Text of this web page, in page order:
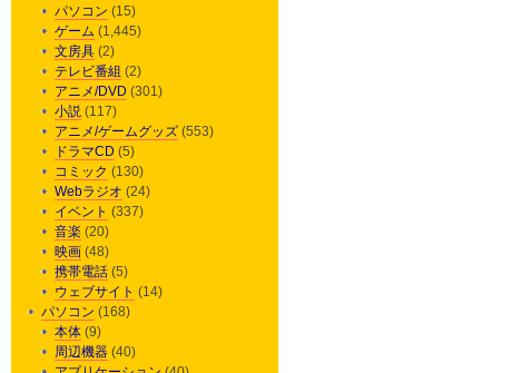
パソコン (15)
ゲーム (1,445)
文房具 (2)
テレビ番組 (2)
アニメ/DVD (301)
小説 (117)
アニメ/ゲームグッズ (553)
ドラマCD (5)
コミック (130)
Webラジオ (24)
イベント (337)
音楽 (20)
映画 (48)
携帯電話 (5)
ウェブサイト (14)
パソコン (168)
本体 (9)
周辺機器 (40)